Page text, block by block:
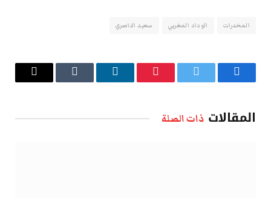
المخدرات الوداد المغربي سعيد الناصري
فيسبوك تويتر بينتيريستلينكدإن Tumblr
البريد
المقالات ذات الصلة